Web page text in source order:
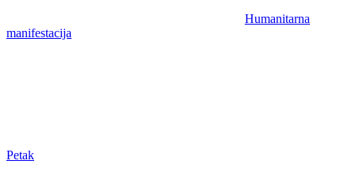
Humanitarna
manifestacija
Petak